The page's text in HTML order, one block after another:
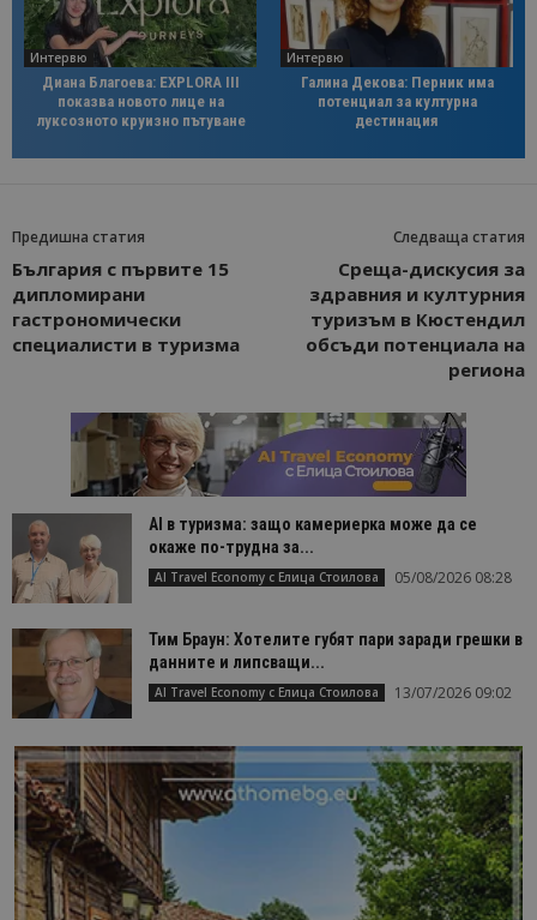
Интервю
Диана Благоева: EXPLORA III
показва новото лице на
луксозното круизно пътуване
Интервю
Галина Декова: Перник има
потенциал за културна
дестинация
Предишна статия
България с първите 15
дипломирани
гастрономически
специалисти в туризма
Следваща статия
Среща-дискусия за
здравния и културния
туризъм в Кюстендил
обсъди потенциала на
региона
AI в туризма: защо камериерка може да се
окаже по-трудна за...
AI Travel Economy с Елица Стоилова 05/08/2026 08:28
Тим Браун: Хотелите губят пари заради грешки в
данните и липсващи...
AI Travel Economy с Елица Стоилова 13/07/2026 09:02